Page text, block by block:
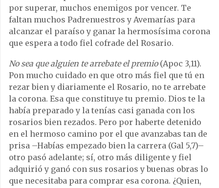
por superar, muchos enemigos por vencer. Te
faltan muchos Padrenuestros y Avemarías para
alcanzar el paraíso y ganar la hermosísima corona
que espera a todo fiel cofrade del Rosario.
No sea que alguien te arrebate el premio(Apoc 3,11).
Pon mucho cuidado en que otro más fiel que tú en
rezar bien y diariamente el Rosario, no te arrebate
la corona. Esa que constituye tu premio. Dios te la
había preparado y la tenías casi ganada con los
rosarios bien rezados. Pero por haberte detenido
en el hermoso camino por el que avanzabas tan de
prisa –Habías empezado bien la carrera (Gal 5,7)–
otro pasó adelante; sí, otro más diligente y fiel
adquirió y ganó con sus rosarios y buenas obras lo
que necesitaba para comprar esa corona. ¿Quien,